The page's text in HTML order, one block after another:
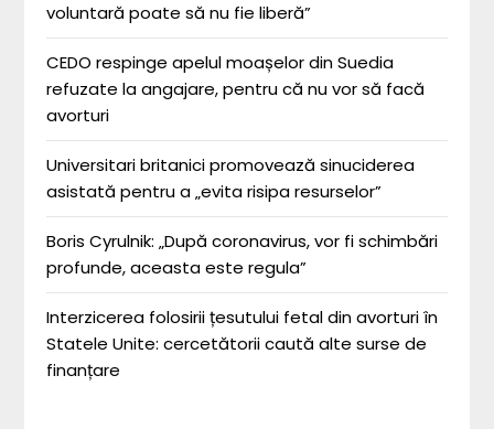
voluntară poate să nu fie liberă”
CEDO respinge apelul moașelor din Suedia
refuzate la angajare, pentru că nu vor să facă
avorturi
Universitari britanici promovează sinuciderea
asistată pentru a „evita risipa resurselor”
Boris Cyrulnik: „După coronavirus, vor fi schimbări
profunde, aceasta este regula”
Interzicerea folosirii țesutului fetal din avorturi în
Statele Unite: cercetătorii caută alte surse de
finanțare